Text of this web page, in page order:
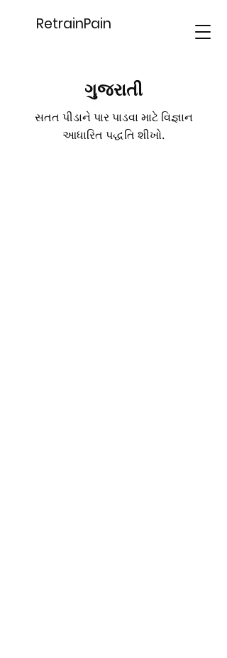
RetrainPain
ગુજરાતી
સતત પીડાને પાર પાડવા માટે વિજ્ઞાન
આધારિત પદ્ધતિ શીખો.